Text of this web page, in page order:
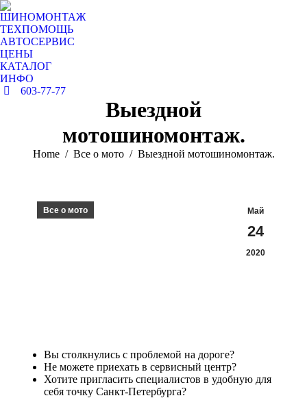
ШИНОМОНТАЖ
ТЕХПОМОЩЬ
АВТОСЕРВИС
ЦЕНЫ
КАТАЛОГ
ИНФО
603-77-77
Выездной
мотошиномонтаж.
You are here:
Home Все о мото Выездной мотошиномонтаж.
Май
24
2020
Все о мото
Вы столкнулись с проблемой на дороге?
Не можете приехать в сервисный центр?
Хотите пригласить специалистов в удобную для
себя точку Санкт-Петербурга?